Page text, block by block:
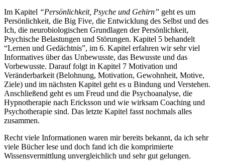
Im Kapitel “Persönlichkeit, Psyche und Gehirn” geht es um
Persönlichkeit, die Big Five, die Entwicklung des Selbst und des
Ich, die neurobiologischen Grundlagen der Persönlichkeit,
Psychische Belastungen und Störungen. Kapitel 5 behandelt
“Lernen und Gedächtnis”, im 6. Kapitel erfahren wir sehr viel
Informatives über das Unbewusste, das Bewusste und das
Vorbewusste. Darauf folgt in Kapitel 7 Motivation und
Veränderbarkeit (Belohnung, Motivation, Gewohnheit, Motive,
Ziele) und im nächsten Kapitel geht es u Bindung und Verstehen.
Anschließend geht es um Freud und die Psychoanalyse, die
Hypnotherapie nach Ericksson und wie wirksam Coaching und
Psychotherapie sind. Das letzte Kapitel fasst nochmals alles
zusammen.
Recht viele Informationen waren mir bereits bekannt, da ich sehr
viele Bücher lese und doch fand ich die komprimierte
Wissensvermittlung unvergleichlich und sehr gut gelungen.